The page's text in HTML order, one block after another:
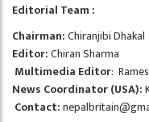
Editorial Team :
Chairman:Chiranjibi Dhakal
Editor:Chiran Sharma
Multimedia Editor:
News Coordinator (USA):
Contact: